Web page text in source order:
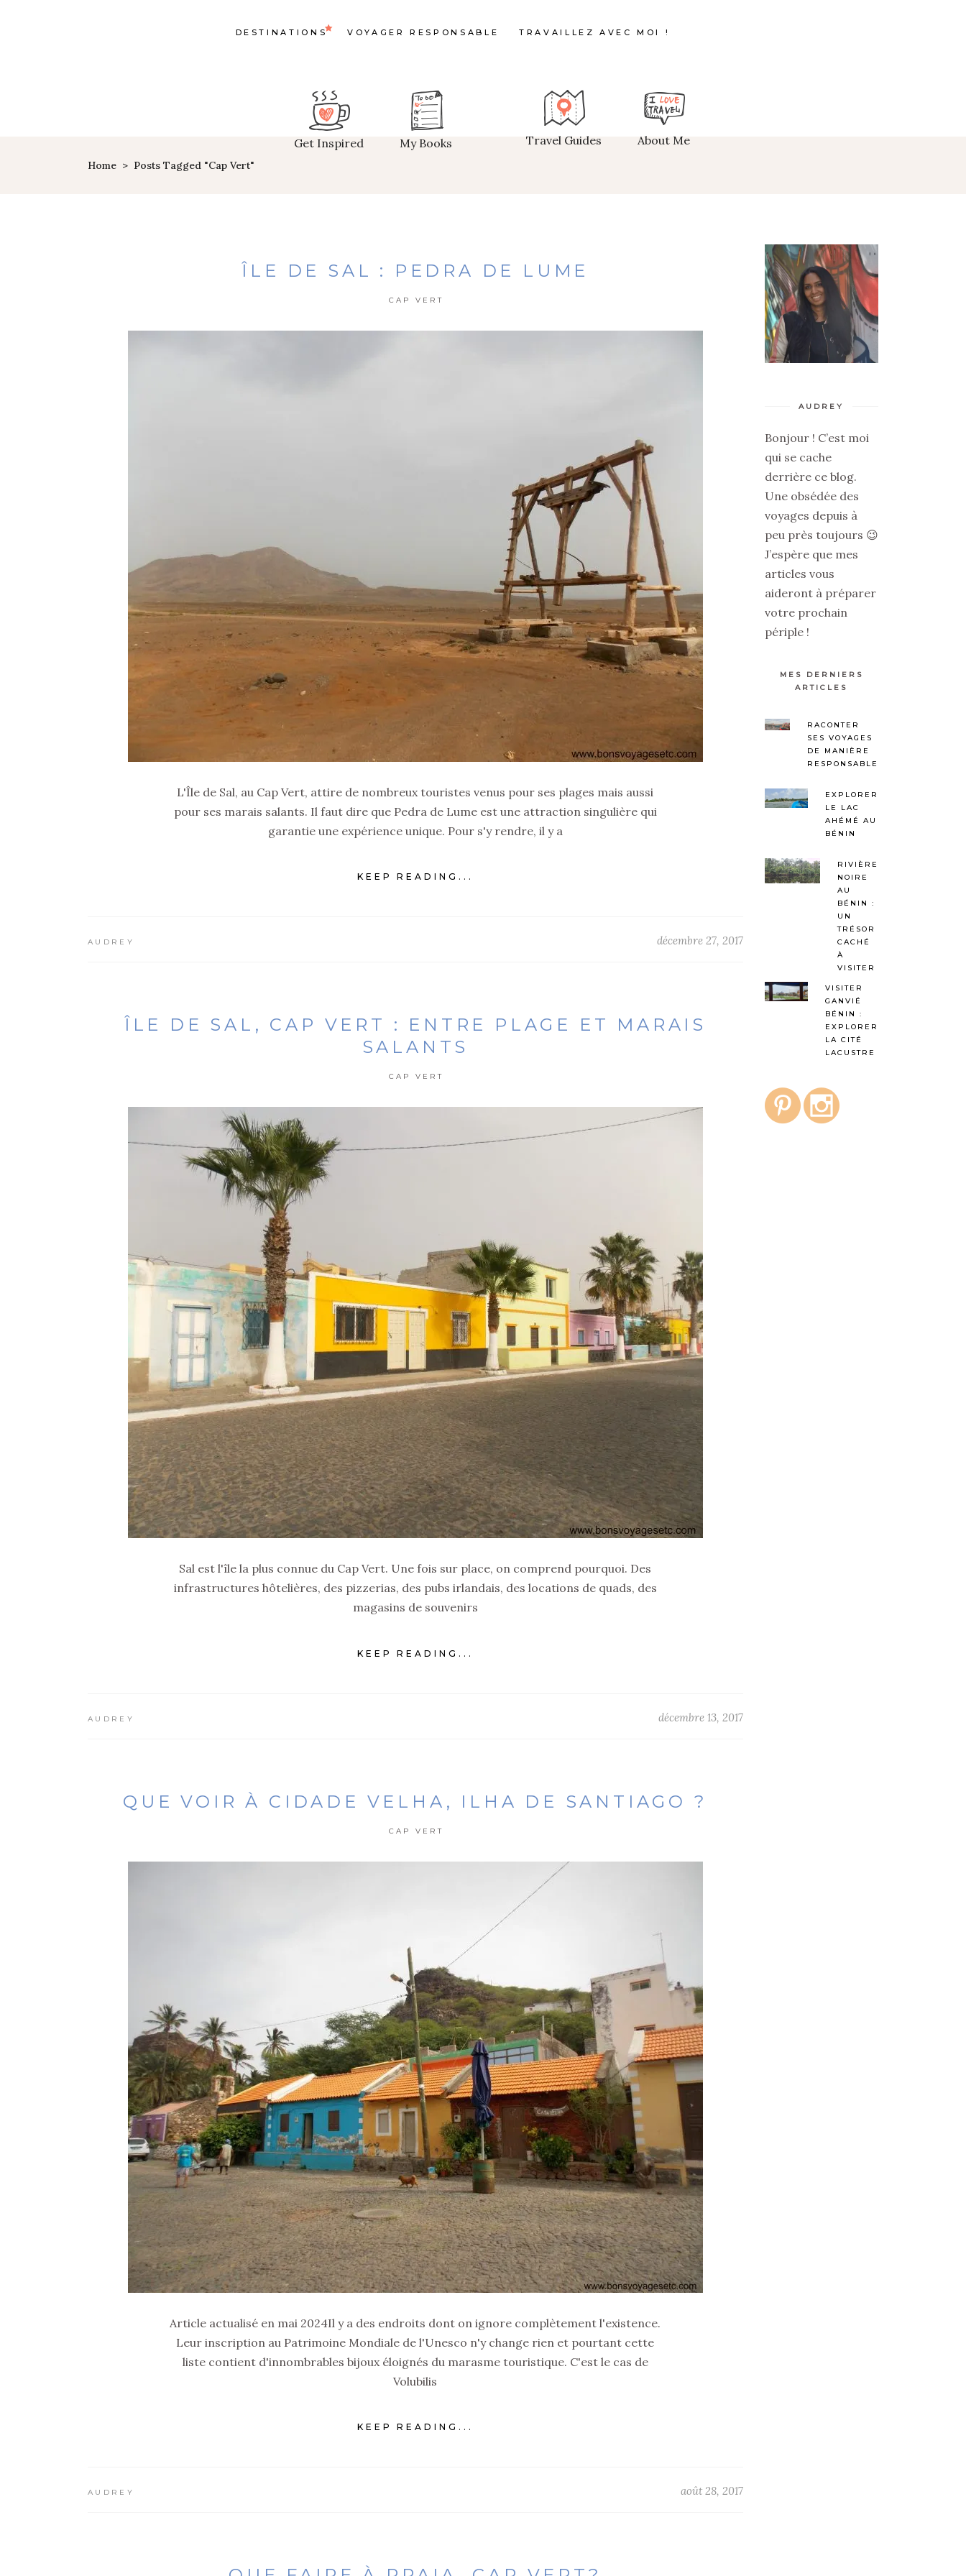
DESTINATIONS VOYAGER RESPONSABLE TRAVAILLEZ AVEC MOI !
Get Inspired My Books Travel Guides About Me
Home > Posts Tagged "Cap Vert"
ÎLE DE SAL : PEDRA DE LUME
CAP VERT
L'Île de Sal, au Cap Vert, attire de nombreux touristes venus pour ses plages mais aussi
pour ses marais salants. Il faut dire que Pedra de Lume est une attraction singulière qui
garantie une expérience unique. Pour s'y rendre, il y a
KEEP READING...
AUDREY décembre 27, 2017
ÎLE DE SAL, CAP VERT : ENTRE PLAGE ET MARAIS
SALANTS
CAP VERT
Sal est l'île la plus connue du Cap Vert. Une fois sur place, on comprend pourquoi. Des
infrastructures hôtelières, des pizzerias, des pubs irlandais, des locations de quads, des
magasins de souvenirs
KEEP READING...
AUDREY décembre 13, 2017
QUE VOIR À CIDADE VELHA, ILHA DE SANTIAGO ?
CAP VERT
Article actualisé en mai 2024Il y a des endroits dont on ignore complètement l'existence.
Leur inscription au Patrimoine Mondiale de l'Unesco n'y change rien et pourtant cette
liste contient d'innombrables bijoux éloignés du marasme touristique. C'est le cas de
Volubilis
KEEP READING...
AUDREY août 28, 2017
AUDREY
Bonjour ! C’est moi
qui se cache
derrière ce blog.
Une obsédée des
voyages depuis à
peu près toujours 😉
J’espère que mes
articles vous
aideront à préparer
votre prochain
périple !
MES DERNIERS
ARTICLES
RACONTER
SES VOYAGES
DE MANIÈRE
RESPONSABLE
EXPLORER
LE LAC
AHÉMÉ AU
BÉNIN
RIVIÈRE
NOIRE
AU
BÉNIN :
UN
TRÉSOR
CACHÉ
À
VISITER
VISITER
GANVIÉ
BÉNIN :
EXPLORER
LA CITÉ
LACUSTRE